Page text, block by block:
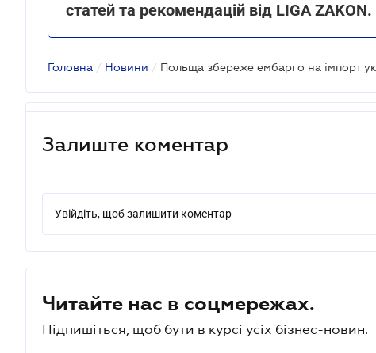
статей та рекомендацій від LIGA ZAKON.
Головна / Новини /
Залиште коментар
Увійдіть, щоб залишити коментар
Читайте нас в соцмережах.
Підпишіться, щоб бути в курсі усіх бізнес-новин.